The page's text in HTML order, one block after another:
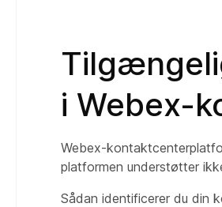
i Webex-
Webex-
platformen understøtter
Sådan identificerer du din